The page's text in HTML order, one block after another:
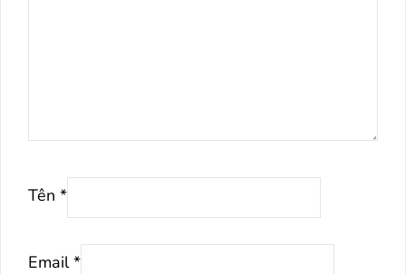
Tên *
Email*